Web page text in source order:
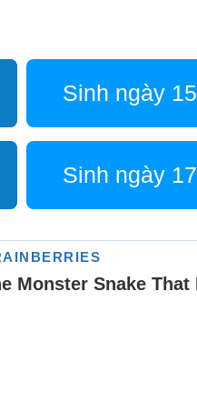
Sinh ngày 15
Sinh ngày 17